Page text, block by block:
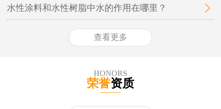
水性涂料和水性树脂中水的作用在哪里？
查看更多
HONORS
荣誉资质